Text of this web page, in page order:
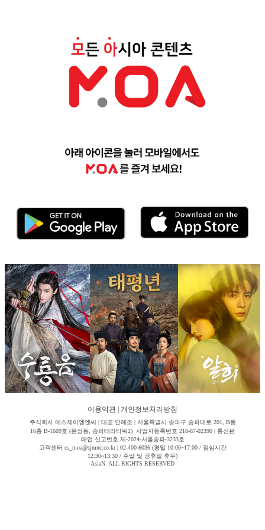
이용약관 개인정보처리방침
주식회사 에스제이엠엔씨 | 대표 안해조 | 서울특별시 송파구 송파대로 201, B동
16층 B-1609호 (문정동, 송파테라타워2) 사업자등록번호 218-87-02390 | 통신판
매업 신고번호 제-2024-서울송파-3233호
고객센터 cs_moa@sjmnc.co.kr | 02-400-6036 (평일 10:00~17:00 / 점심시간
12:30~13:30 / 주말 및 공휴일 휴무)
AsiaN. ALL RIGHTS RESERVED